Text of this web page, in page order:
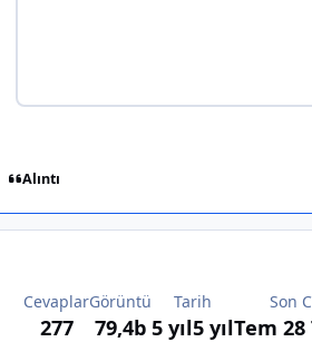
Alıntı
Cevaplar
277
Görüntü
79,4b
Tarih
5 yıl5 yıl
Son
Tem 28